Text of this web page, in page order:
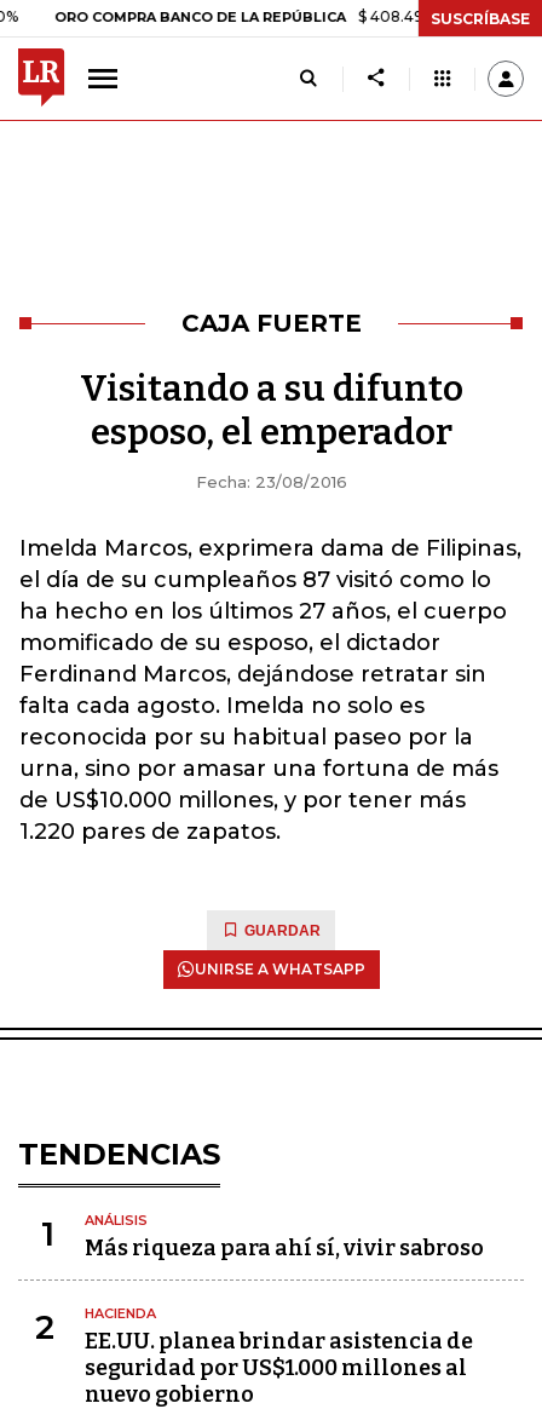
ORO COMPRA BANCO DE LA REPÚBLICA $ 408.498,97 +$ 8.753,81
SUSCRÍBASE
CAJA FUERTE
Visitando a su difunto
esposo, el emperador
Fecha: 23/08/2016
Imelda Marcos, exprimera dama de Filipinas,
el día de su cumpleaños 87 visitó como lo
ha hecho en los últimos 27 años, el cuerpo
momificado de su esposo, el dictador
Ferdinand Marcos, dejándose retratar sin
falta cada agosto. Imelda no solo es
reconocida por su habitual paseo por la
urna, sino por amasar una fortuna de más
de US$10.000 millones, y por tener más
1.220 pares de zapatos.
GUARDAR
UNIRSE A WHATSAPP
TENDENCIAS
1 ANÁLISIS
Más riqueza para ahí sí, vivir sabroso
2 HACIENDA
EE.UU. planea brindar asistencia de
seguridad por US$1.000 millones al
nuevo gobierno